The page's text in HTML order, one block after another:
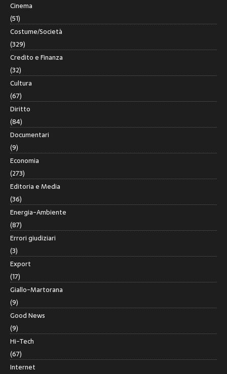
Cinema
(51)
Costume/Società
(329)
Credito e Finanza
(32)
Cultura
(67)
Diritto
(84)
Documentari
(9)
Economia
(273)
Editoria e Media
(36)
Energia-Ambiente
(87)
Errori giudiziari
(3)
Export
(17)
Giallo-Martorana
(9)
Good News
(9)
Hi-Tech
(67)
Internet